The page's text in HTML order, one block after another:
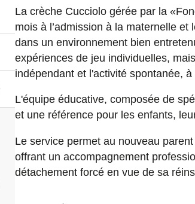
La crèche Cucciolo gérée par la
mois à l’admission à la maternelle
dans un environnement bien
expériences de jeu individuelles,
indépendant et l'activité spontanée,
L'équipe éducative, composée de
et une référence pour les enfants,
Le service permet au nouveau
offrant un accompagnement
détachement forcé en vue de sa